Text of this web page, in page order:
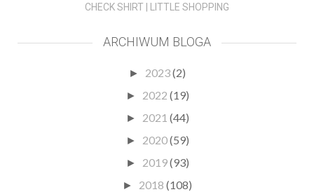
CHECK SHIRT | LITTLE SHOPPING
ARCHIWUM BLOGA
► 2023(2)
► 2022 (19)
► 2021 (44)
► 2020(59)
► 2019(93)
► 2018 (108)